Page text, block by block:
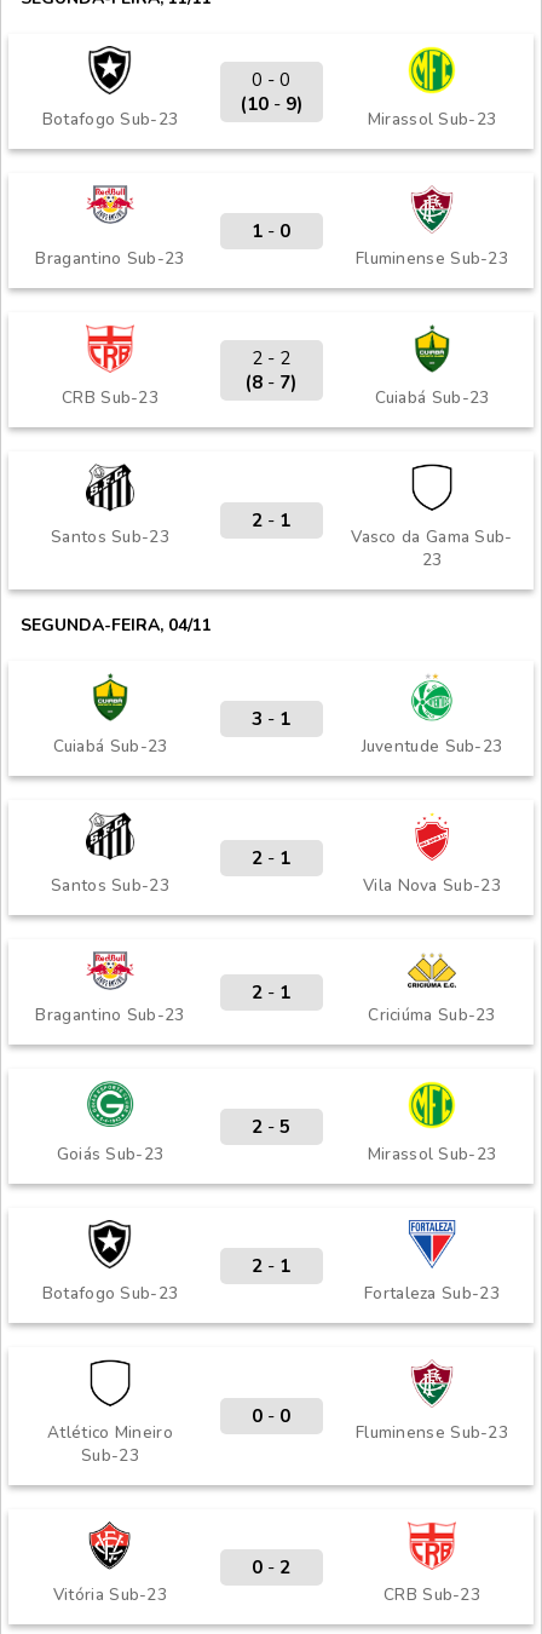
Botafogo Sub-23 Mirassol Sub-23
0 - 0
(10- 9)
Bragantino Sub-23 Fluminense Sub-23
1 - 0
CRB Sub-23 Cuiabá Sub-23
2 - 2
(8 - 7)
Santos Sub-23
Vasco da Gama Sub-
23
2 - 1
SEGUNDA-FEIRA, 04/11
Cuiabá Sub-23 Juventude Sub-23
3 - 1
Santos Sub-23 Vila Nova Sub-23
2 - 1
Bragantino Sub-23 Criciúma Sub-23
2 - 1
Goiás Sub-23 Mirassol Sub-23
2 - 5
Botafogo Sub-23 Fortaleza Sub-23
2 - 1
Atlético Mineiro
Sub-23
Fluminense Sub-23
0 - 0
Vitória Sub-23 CRB Sub-23
0 - 2